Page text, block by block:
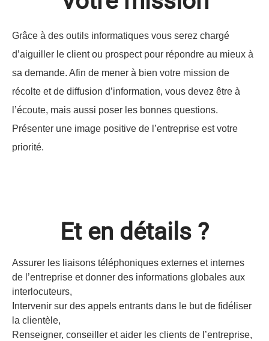
Grâce à des outils informatiques vous serez chargé
d’aiguiller le client ou prospect pour répondre au mieux à
sa demande. Afin de mener à bien votre mission de
récolte et de diffusion d’information, vous devez être à
l’écoute, mais aussi poser les bonnes questions.
Présenter une image positive de l’entreprise est votre
priorité.
Et en détails ?
Assurer les liaisons téléphoniques externes et internes
de l’entreprise et donner des informations globales aux
interlocuteurs,
Intervenir sur des appels entrants dans le but de fidéliser
la clientèle,
Renseigner, conseiller et aider les clients de l’entreprise,